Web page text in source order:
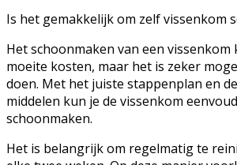
Is het gemakkelijk om zelf vissenkom
Het schoonmaken van een vissenkom
moeite kosten, maar het is zeker
doen. Met het juiste stappenplan en
middelen kun je de vissenkom
schoonmaken.
Het is belangrijk om regelmatig te